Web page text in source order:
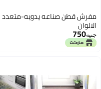
مفرش قطن صناعه يدويه-متعدد
الالوان
جنيه750